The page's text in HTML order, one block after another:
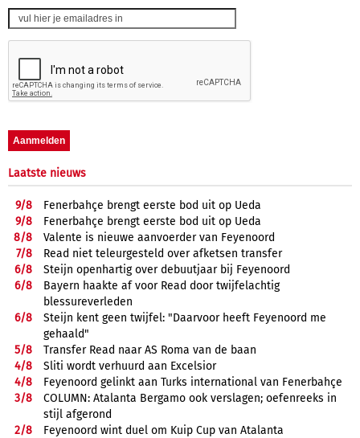
Laatste nieuws
9/8
Fenerbahçe brengt eerste bod uit op Ueda
9/8
Fenerbahçe brengt eerste bod uit op Ueda
8/8
Valente is nieuwe aanvoerder van Feyenoord
7/8
Read niet teleurgesteld over afketsen transfer
6/8
Steijn openhartig over debuutjaar bij Feyenoord
6/8
Bayern haakte af voor Read door twijfelachtig
blessureverleden
6/8
Steijn kent geen twijfel: "Daarvoor heeft Feyenoord me
gehaald"
5/8
Transfer Read naar AS Roma van de baan
4/8
Sliti wordt verhuurd aan Excelsior
4/8
Feyenoord gelinkt aan Turks international van Fenerbahçe
3/8
COLUMN: Atalanta Bergamo ook verslagen; oefenreeks in
stijl afgerond
2/8
Feyenoord wint duel om Kuip Cup van Atalanta